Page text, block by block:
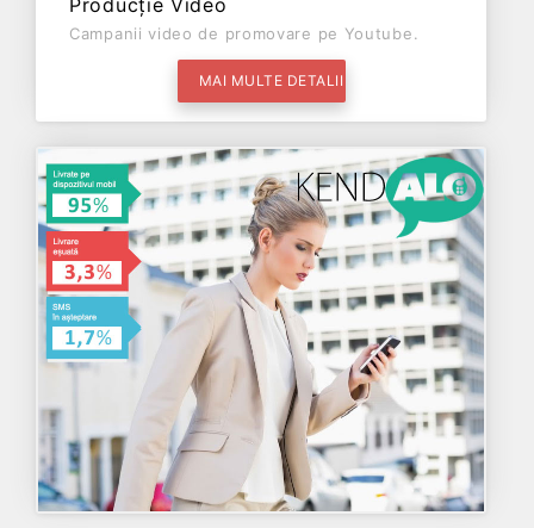
Producție Video
Campanii video de promovare pe Youtube.
MAI MULTE DETALII